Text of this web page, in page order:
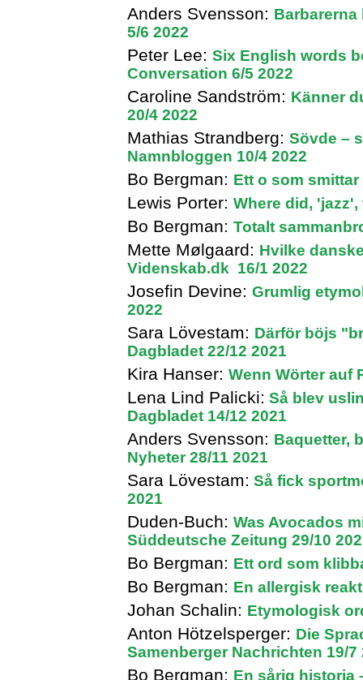
Anders Svensson: Barbarerna
5/6 2022
Peter Lee: Six English words
Conversation 6/5 2022
Caroline Sandström: Känner
20/4 2022
Mathias Strandberg: Sövde –
Namnbloggen 10/4 2022
Bo Bergman: Ett o som
Lewis Porter: Where did, 'jazz',
Bo Bergman: Totalt
Mette Mølgaard: Hvilke
Videnskab.dk 16/1 2022
Josefin Devine: Grumlig
2022
Sara Lövestam: Därför böjs
Dagbladet 22/12 2021
Kira Hanser: Wenn Wörter auf
Lena Lind Palicki: Så blev
Dagbladet 14/12 2021
Anders Svensson: Baquetter,
Nyheter 28/11 2021
Sara Lövestam: Så fick
2021
Duden-Buch: Was Avocados
Süddeutsche Zeitung 29/10
Bo Bergman: Ett ord som
Bo Bergman: En allergisk
Johan Schalin: Etymologisk
Anton Hötzelsperger: Die
Samenberger Nachrichten 19/7
Bo Bergman: En sårig historia